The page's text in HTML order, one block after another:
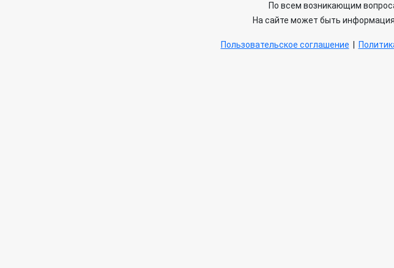
По всем возникающим
На сайте может быть
Пользовательское соглашение